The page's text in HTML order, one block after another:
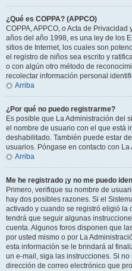
¿Qué es COPPA? (APPCO)
COPPA, APPCO, o Acta de
años del año 1998, es una ley de los
sitios de Internet, los cuales son
el registro de niños sea escrito y
o con algún otro método de
recolectar información personal
Arriba
¿Por qué no puedo registrarme?
Es posible que La Administración del
el nombre de usuario con el que está
deshabilitado. También puede estar
usuarios. Póngase en contacto con
Arriba
Me he registrado ¡y no me puedo
Primero, verifique su nombre de
hay dos posibles razones. Si el
activado y cuando se registró eligió la
tendrá que seguir algunas
cuenta. Algunos foros disponen que
por usted mismo o por La
esta información se le brindará al
un e-mail, siga las instrucciones. Si
dirección de correo electrónico que